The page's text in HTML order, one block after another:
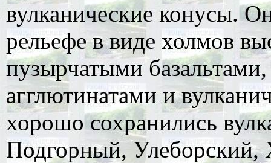
вулканические конусы.
рельефе в виде холмов
пузырчатыми
агглютинатами и
хорошо сохранились
Подгорный, Улеборский,